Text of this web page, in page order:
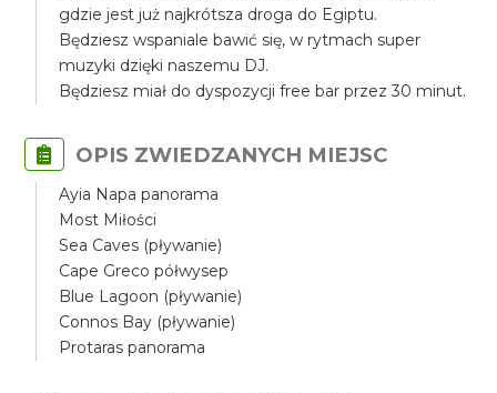
gdzie jest już najkrótsza droga do Egiptu.
Będziesz wspaniale bawić się, w rytmach super
muzyki dzięki naszemu DJ.
Będziesz miał do dyspozycji free bar przez 30 minut.
OPIS ZWIEDZANYCH MIEJSC
Ayia Napa panorama
Most Miłości
Sea Caves (pływanie)
Cape Greco półwysep
Blue Lagoon (pływanie)
Connos Bay (pływanie)
Protaras panorama